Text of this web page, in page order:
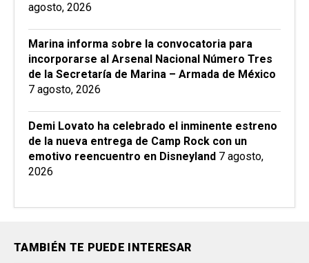
agosto, 2026
Marina informa sobre la convocatoria para
incorporarse al Arsenal Nacional Número Tres
de la Secretaría de Marina – Armada de México
7 agosto, 2026
Demi Lovato ha celebrado el inminente estreno
de la nueva entrega de Camp Rock con un
emotivo reencuentro en Disneyland 7 agosto,
2026
TAMBIÉN TE PUEDE INTERESAR